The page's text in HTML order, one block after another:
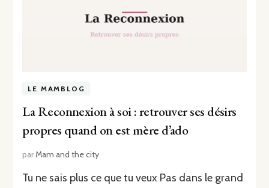
LE MAMBLOG
La Reconnexion à soi : retrouver ses désirs
propres quand on est mère d’ado
parMam and the city
Tu ne sais plus ce que tu veux Pas dans le grand